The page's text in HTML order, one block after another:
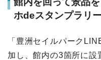
ホdeスタンプラリー
「豊洲セイルパーク
加し、館内の3箇所に設